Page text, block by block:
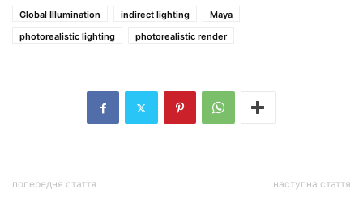
Global Illumination
indirect lighting
Maya
photorealistic lighting
photorealistic render
попередня стаття наступна стаття